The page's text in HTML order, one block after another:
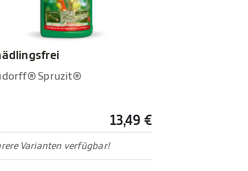
Spruzit®
13,49 €
Varianten verfügbar!